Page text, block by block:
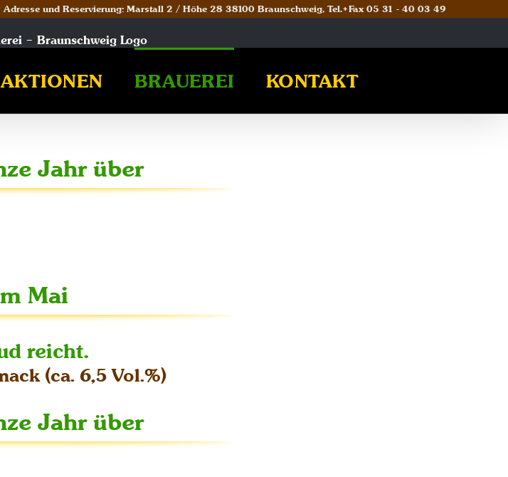
Adresse und Reservierung: Marstall 2 / Höhe 28 38100 Braunschweig, Tel.+Fax 05 31 - 40 03 49
AKTIONEN BRAUEREI KONTAKT
Jahr über
Mai
reicht.
(ca. 6,5 Vol.%)
Jahr über